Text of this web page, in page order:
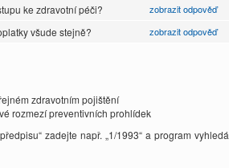
ke zdravotní péči? zobrazit odpověď
všude stejně? zobrazit odpověď
zdravotním pojištění
rozmezí preventivních prohlídek
zadejte např. „1/1993“ a program vyhledá